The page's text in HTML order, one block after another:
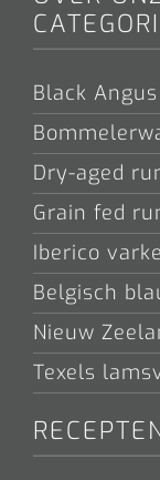
Black
Dry-aged
Grain fed
Iberico
Belgisch
Nieuw
Texels